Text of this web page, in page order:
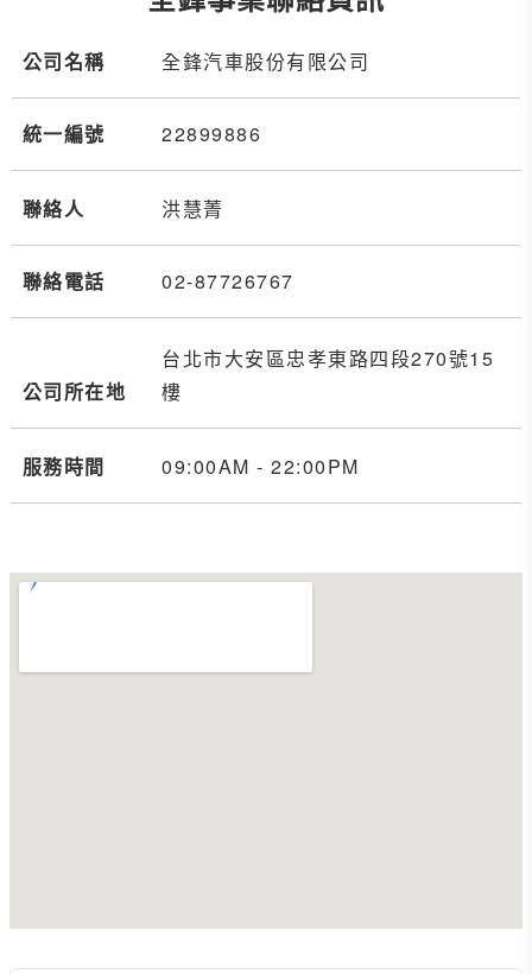
公司名稱 全鋒汽車股份有限公司
統一編號 22899886
聯絡人 洪慧菁
聯絡電話 02-87726767
公司所在地
台北市大安區忠孝東路四段270號15
樓
服務時間 09:00AM - 22:00PM